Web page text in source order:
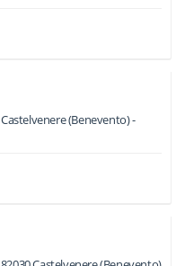
Castelvenere(Benevento) -